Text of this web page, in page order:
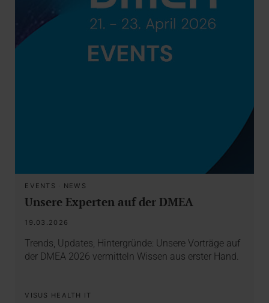
EVENTS · NEWS
Unsere Experten auf der DMEA
19.03.2026
Trends, Updates, Hintergründe: Unsere Vorträge auf
der DMEA 2026 vermitteln Wissen aus erster Hand.
VISUS HEALTH IT